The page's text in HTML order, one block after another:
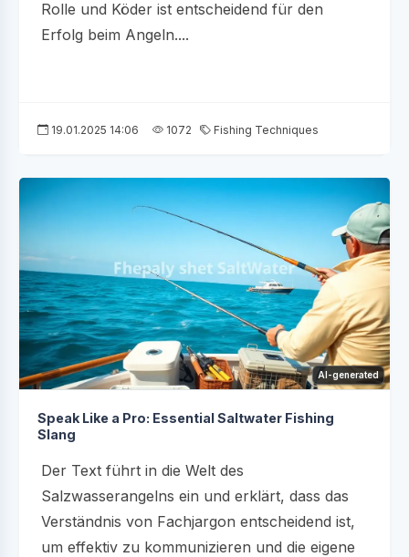
Rolle und Köder ist entscheidend für den
Erfolg beim Angeln....
19.01.2025 14:06 1072 Fishing Techniques
AI-generated
Speak Like a Pro: Essential Saltwater Fishing
Slang
Der Text führt in die Welt des
Salzwasserangelns ein und erklärt, dass das
Verständnis von Fachjargon entscheidend ist,
um effektiv zu kommunizieren und die eigene